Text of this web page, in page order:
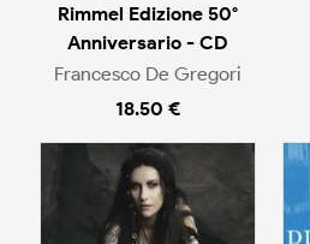
Rimmel Edizione 50°
Anniversario - CD
Francesco De Gregori
18.50 €